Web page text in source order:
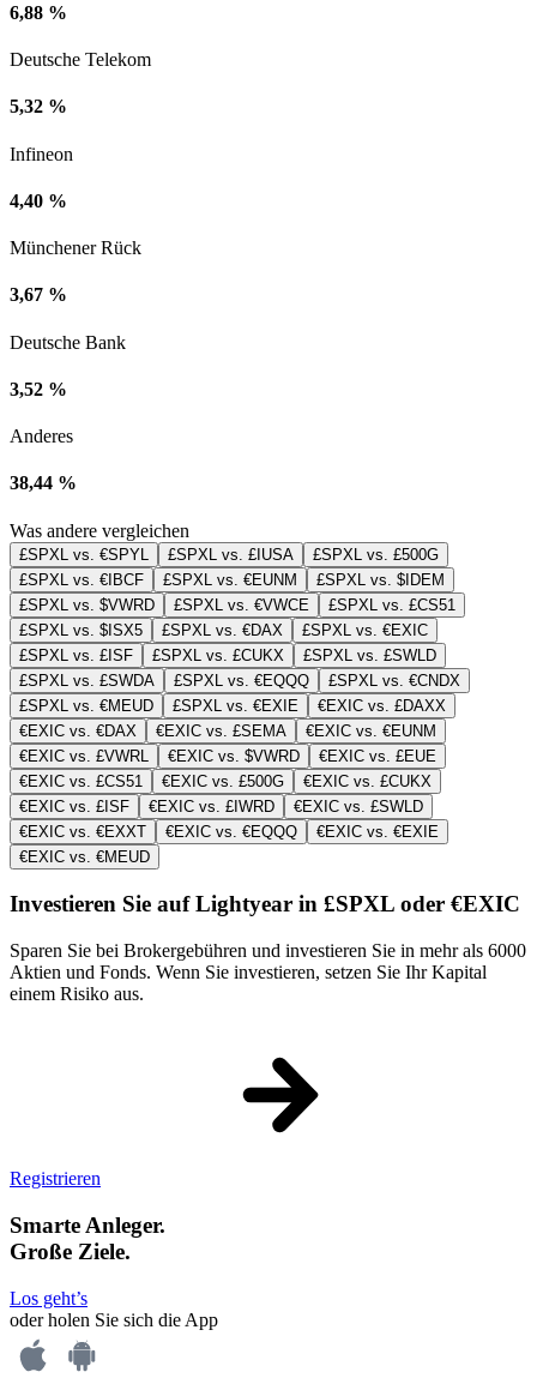
6,88 %
Deutsche Telekom
5,32 %
Infineon
4,40 %
Münchener Rück
3,67 %
Deutsche Bank
3,52 %
Anderes
38,44 %
Was andere vergleichen
£SPXL vs. €SPYL £SPXL vs. £IUSA
£SPXL vs. £500G
£SPXL vs. €IBCF
£SPXL vs. €EUNM
£SPXL vs. $IDEM
£SPXL vs. $VWRD
£SPXL vs. €VWCE
£SPXL vs. £CS51
£SPXL vs. $ISX5
£SPXL vs. €DAX
£SPXL vs. €EXIC
£SPXL vs. £ISF
£SPXL vs. £CUKX
£SPXL vs. £SWLD
£SPXL vs. £SWDA
£SPXL vs. €EQQQ
£SPXL vs. €CNDX
£SPXL vs. €MEUD
£SPXL vs. €EXIE
€EXIC vs. £DAXX
€EXIC vs. €DAX
€EXIC vs. £SEMA
€EXIC vs. €EUNM
€EXIC vs. £VWRL
€EXIC vs. $VWRD
€EXIC vs. £EUE
€EXIC vs. £CS51
€EXIC vs. £500G
€EXIC vs. £CUKX
€EXIC vs. £ISF
€EXIC vs. £IWRD
€EXIC vs. £SWLD
€EXIC vs. €EXXT
€EXIC vs. €EQQQ
€EXIC vs. €EXIE
€EXIC vs. €MEUD
Investieren Sie auf Lightyear in £SPXL oder €EXIC
Sparen Sie bei Brokergebühren und investieren Sie in mehr als 6000
Aktien und Fonds. Wenn Sie investieren, setzen Sie Ihr Kapital
einem Risiko aus.
Registrieren
Smarte Anleger.
Große Ziele.
Los geht’s
oder holen Sie sich die App